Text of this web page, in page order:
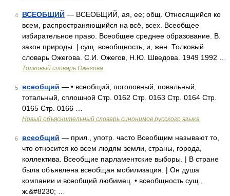
4 ВСЕОБЩИЙ — ВСЕОБЩИЙ, ая, ее; общ. Относящийся ко
всем, распространяющийся на всё, всех. Всеобщее
избирательное право. Всеобщее среднее образование. В.
закон природы. | сущ. всеобщность, и, жен. Толковый
словарь Ожегова. С.И. Ожегов, Н.Ю. Шведова. 1949 1992 …
Толковый словарь Ожегова
5 всеобщий — • всеобщий, поголовный, повальный,
тотальный, сплошной Стр. 0162 Стр. 0163 Стр. 0164 Стр.
0165 Стр. 0166 …
Новый объяснительный словарь синонимов русского языка
6 всеобщий — прил., употр. часто Всеобщим называют то,
что относится ко всем людям земли, страны, города,
коллектива. Всеобщие парламентские выборы. | В стране
была объявлена всеобщая мобилизация. | Он душа
компании и всеобщий любимец. • всеобщность сущ.,
ж.&#8230; …